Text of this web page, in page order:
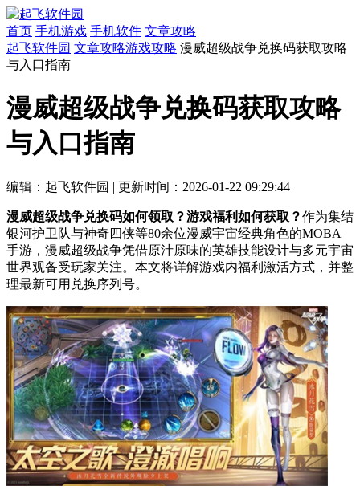
首页 手机游戏 手机软件 文章攻略
起飞软件园 文章攻略游戏攻略 漫威超级战争兑换码获取攻略
与入口指南
漫威超级战争兑换码获取攻略
与入口指南
编辑：起飞软件园 | 更新时间：2026-01-22 09:29:44
漫威超级战争兑换码如何领取？游戏福利如何获取？作为集结
银河护卫队与神奇四侠等80余位漫威宇宙经典角色的MOBA
手游，漫威超级战争凭借原汁原味的英雄技能设计与多元宇宙
世界观备受玩家关注。本文将详解游戏内福利激活方式，并整
理最新可用兑换序列号。